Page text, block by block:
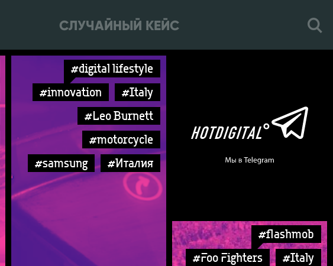
СЛУЧАЙНЫЙ КЕЙС
#digital lifestyle
#innovation
#Italy
#Leo Burnett
#motorcycle
#samsung
#Италия
#flashmob
#Foo Fighters
#Italy